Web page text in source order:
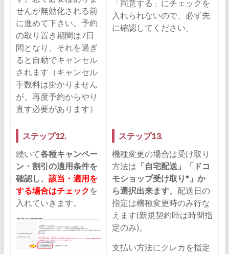
せんが無効化される前
に進めて下さい。予約
の取り置き期間は7日
間となり、それを過ぎ
ると自動でキャンセル
されます（キャンセル
手数料は掛かりません
が、再度予約からやり
直す必要があります）
「同意する」にチェックを
入れられないので、必ず先
に確認してください。
ステップ12.
続いて各種キャンペー
ン・割引の適用条件を
確認し、 該当・適用を
する場合はチェック を
入れていきます。
ステップ13.
機種変更の場合は受け取り
方法は 「自宅配送」「ドコ
モショップ受け取り*」か
ら選択出来ます。配送日の
指定は機種変更時のみ行な
えます(新規契約時は時間指
定のみ)。
支払い方法にクレカを指定